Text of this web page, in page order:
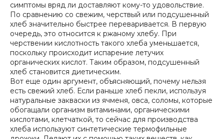
симптомы вряд ли доставляют кому-то удовольствие.
По сравнению со свежим, черствый или подсушенный
хлеб значительно быстрее переваривается. В первую
очередь, это относится к ржаному хлебу. При
черствении кислотность такого хлеба уменьшается,
поскольку происходит испарение летучих
органических кислот. Таким образом, подсушенный
хлеб становится диетическим.
Вот еще один аргумент, объясняющий, почему нельзя
есть свежий хлеб. Если раньше хлеб пекли, используя
натуральные закваски из ячменя, овса, соломы, которые
обогащали организм витаминами, органическими
кислотами, клетчаткой, то сейчас для производства
хлеба используют синтетические термофильные